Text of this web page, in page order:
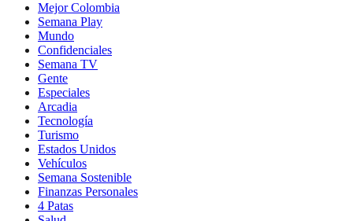
Mejor Colombia
Semana Play
Mundo
Confidenciales
Semana TV
Gente
Especiales
Arcadia
Tecnología
Turismo
Estados Unidos
Vehículos
Semana Sostenible
Finanzas Personales
4 Patas